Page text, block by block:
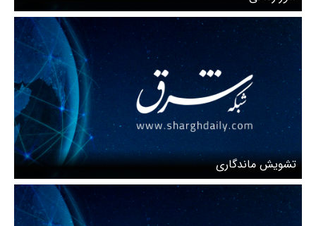
تشویش ماندگاری